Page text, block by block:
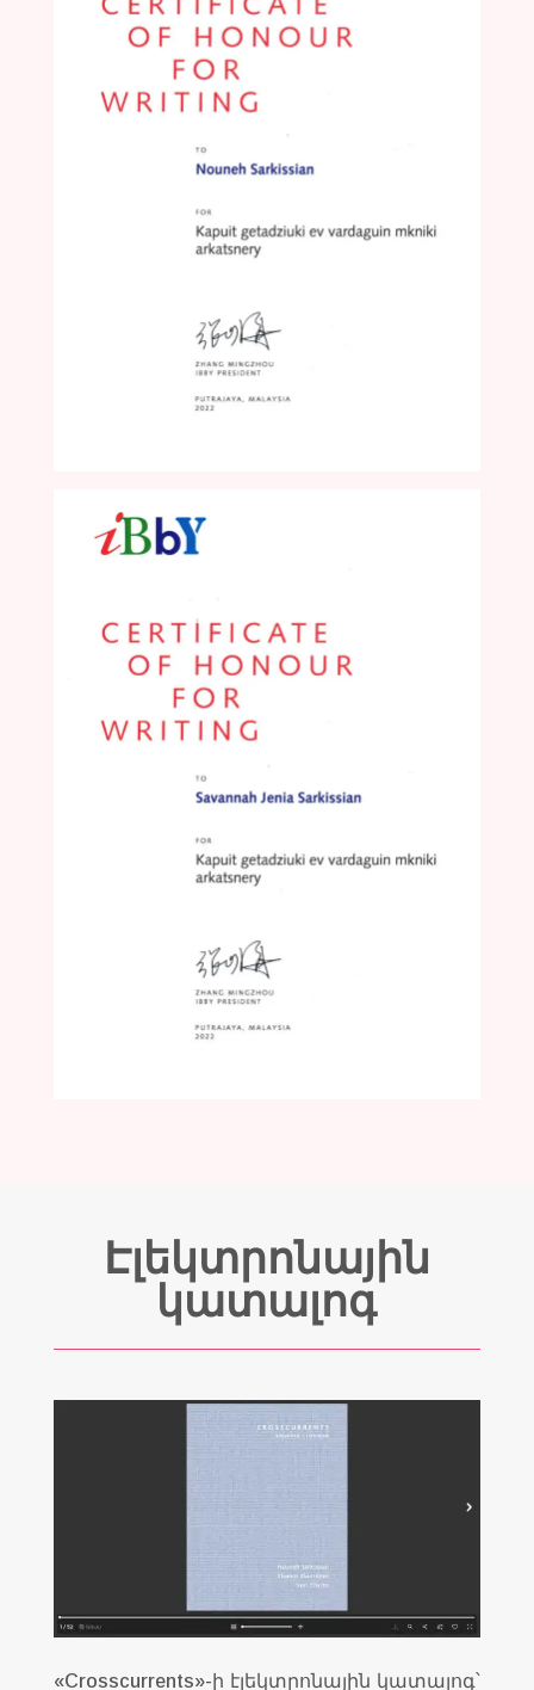
Էլեկտրոնային
կատալոգ
«Crosscurrents»-ի էլեկտրոնային կատալոգ՝